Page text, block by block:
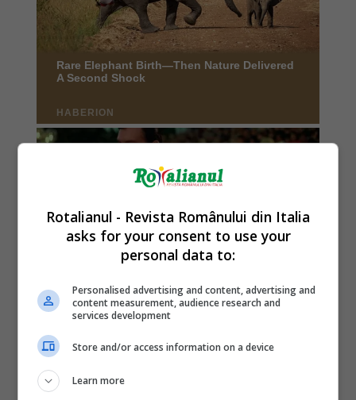
Rotalianul - Revista Românului din Italia
asks for your consent to use your
personal data to:
Personalised advertising and content, advertising and
content measurement, audience research and
services development
Store and/or access information on a device
Learn more